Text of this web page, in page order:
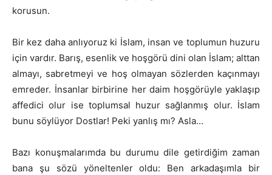
korusun.
Bir kez daha anlıyoruz ki İslam, insan ve toplumun huzuru
için vardır. Barış, esenlik ve hoşgörü dini olan İslam; alttan
almayı, sabretmeyi ve hoş olmayan sözlerden kaçınmayı
emreder. İnsanlar birbirine her daim hoşgörüyle yaklaşıp
affedici olur ise toplumsal huzur sağlanmış olur. İslam
bunu söylüyor Dostlar! Peki yanlış mı? Asla…
Bazı konuşmalarımda bu durumu dile getirdiğim zaman
bana şu sözü yöneltenler oldu: Ben arkadaşımla bir